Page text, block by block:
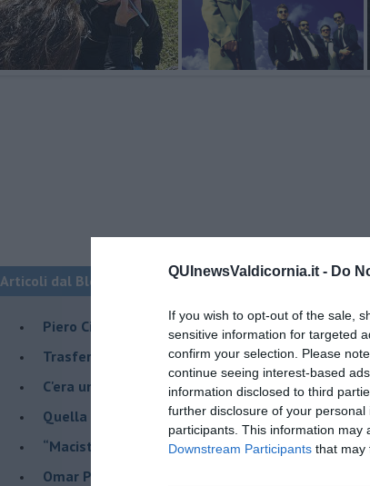
QUInewsValdicornia.it - Do
If you wish to opt-out of the sale,
sensitive information for targeted
confirm your selection. Please
continue seeing interest-based
information disclosed to third
further disclosure of your personal
participants. This information may
Downstream Participants that may
Articoli dal Blog “Musica e dintorni” di Fausto Pirìto
​Piero Ciampi, i De André e altre storie
​Trasferirsi in Portogallo:il sogno diventa realtà
​C'era una volta un “Cane Sciolto”di nome Zio Rock
Quella volta, con il Dalai Lama a Pomaia...
​“Maciste contro tutti”, 25 anni dopo...
​Omar Pedrini & C. all'Ecofestival di Santa Luce